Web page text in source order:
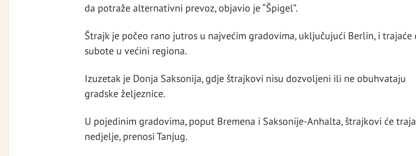
da potraže alternativni prevoz, objavio je “Špigel”.
Štrajk je počeo rano jutros u najvećim gradovima, uključujući Berlin, i trajaće
subote u većini regiona.
Izuzetak je Donja Saksonija, gdje štrajkovi nisu dozvoljeni ili ne obuhvataju
gradske željeznice.
U pojedinim gradovima, poput Bremena i Saksonije-Anhalta, štrajkovi će
nedjelje, prenosi Tanjug.